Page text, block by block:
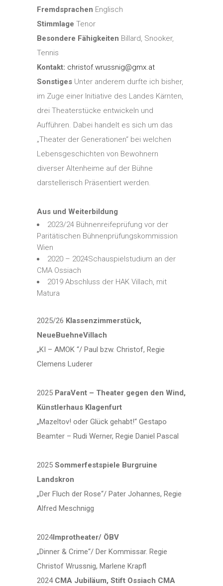
Fremdsprachen Englisch
Stimmlage Tenor
Besondere Fähigkeiten Billard, Snooker,
Tennis
Kontakt: christof.wrussnig@gmx.at
Sonstiges Unter anderem durfte ich bisher,
im Zuge einer Initiative des Landes Kärnten,
drei Theaterstücke entwickeln und
Aufführen. Dabei handelt es sich um das
„Theater der Generationen“ bei welchen
Lebensgeschichten von Bewohnern
diverser Altenheime auf der Bühne
darstellerisch Präsentiert werden.
Aus und Weiterbildung
2023/24 Bühnenreifeprüfung vor der
Paritätischen Bühnenprüfungskommission
Wien
2020 – 2024Schauspielstudium an der
CMA Ossiach
2019 Abschluss der HAK Villach, mit
Matura
2025/26 Klassenzimmerstück,
NeueBuehneVillach
„KI – AMOK “/ Paul bzw. Christof, Regie
Clemens Luderer
2025 ParaVent – Theater gegen den Wind,
Künstlerhaus Klagenfurt
„Mazeltov! oder Glück gehabt!“ Gestapo
Beamter – Rudi Werner, Regie Daniel Pascal
2025 Sommerfestspiele Burgruine
Landskron
„Der Fluch der Rose“/ Pater Johannes, Regie
Alfred Meschnigg
2024Improtheater/ ÖBV
„Dinner & Crime“/ Der Kommissar. Regie
Christof Wrussnig, Marlene Krapfl
2024 CMA Jubiläum, Stift Ossiach CMA